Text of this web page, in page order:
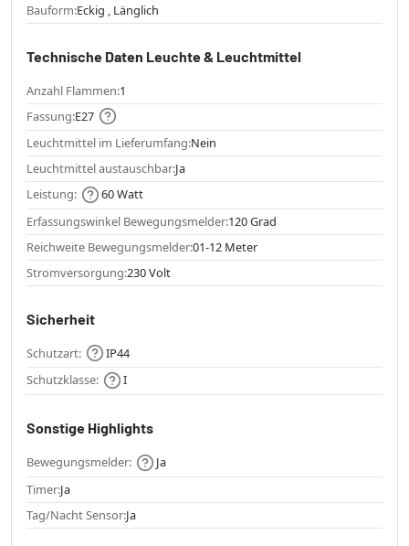
Bauform:Eckig , Länglich
Technische Daten Leuchte & Leuchtmittel
Anzahl Flammen:1
Fassung:E27
Leuchtmittel im Lieferumfang:Nein
Leuchtmittel austauschbar:Ja
Leistung:
60 Watt
Erfassungswinkel Bewegungsmelder:120 Grad
Reichweite Bewegungsmelder:01-12 Meter
Stromversorgung:230 Volt
Sicherheit
Schutzart:
IP44
Schutzklasse:
I
Sonstige Highlights
Bewegungsmelder:
Ja
Timer:Ja
Tag/Nacht Sensor:Ja